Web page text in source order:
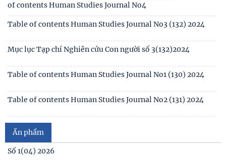
of contents Human Studies Journal No4
Table of contents Human Studies Journal No3 (132) 2024
Mục lục Tạp chí Nghiên cứu Con người số 3(132)2024
Table of contents Human Studies Journal No1 (130) 2024
Table of contents Human Studies Journal No2 (131) 2024
Mục lục Tạp chí Nghiên cứu Con người số 2(131) năm 2024
Mục lục Tạp chí Nghiên cứu Con người số 1(130) năm 2024
Ấn phẩm
Số 1(04) 2026